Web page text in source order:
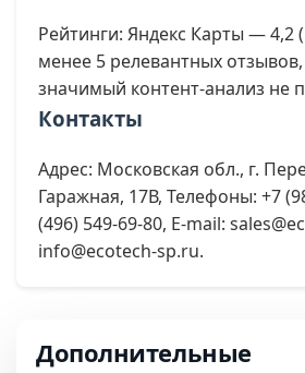
Рейтинги: Яндекс Карты — 4,2
менее 5 релевантных отзывов,
значимый контент-анализ не
Контакты
Адрес: Московская обл., г.
Гаражная, 17В, Телефоны: +7
(496) 549-69-80, E-mail:
info@ecotech-sp.ru.
Дополнительные